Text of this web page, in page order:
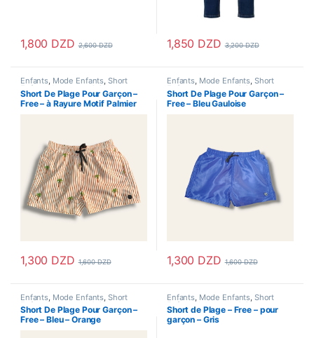
1,800 DZD 2,600DZD
Ce produit a plusieurs variations. Les options peuvent être
1,850 DZD 3,200DZD
Ce produit a plusieurs
Enfants, Mode Enfants, Short
Enfant,Vetements & Chaussures
Vetements Enfants
Short De Plage Pour Garçon –
Free – à Rayure Motif Palmier
1,300 DZD 1,600DZD
Ce produit a plusieurs variations. Les options peuvent être
Enfants, Mode Enfants, Short
Enfant,Vetements & Chaussures
Vetements Enfants
Short De Plage Pour Garçon –
Free – Bleu Gauloise
1,300 DZD 1,600DZD
Ce produit a plusieurs
Enfants Mode Enfants Short
Enfant,Vetements & Chaussures
Vetements Enfants
Short De Plage Pour Garçon –
Free – Bleu – Orange
Enfants Mode Enfants Short
Enfant ,Vetements & Chaussures
Vetements Enfants
Short de Plage – Free – pour
garçon – Gris